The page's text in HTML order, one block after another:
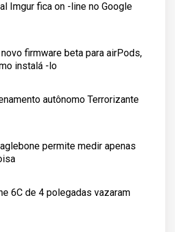
Imgur fica on -line no Google
firmware beta para airPods,
instalá -lo
autônomo Terrorizante
permite medir apenas
6C de 4 polegadas vazaram